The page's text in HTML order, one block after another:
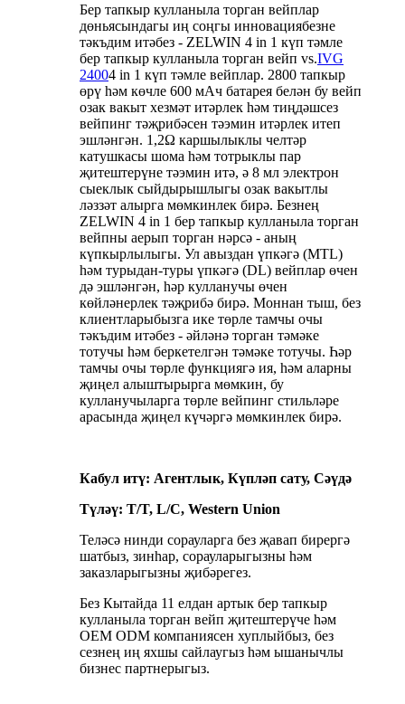
Бер тапкыр кулланыла торган вейплар
дөньясындагы иң соңгы инновациябезне
тәкъдим итәбез - ZELWIN 4 in 1 күп тәмле
бер тапкыр кулланыла торган вейп vs.IVG
24004 in 1 күп тәмле вейплар. 2800 тапкыр
өрү һәм көчле 600 мАч батарея белән бу вейп
озак вакыт хезмәт итәрлек һәм тиңдәшсез
вейпинг тәҗрибәсен тәэмин итәрлек итеп
эшләнгән. 1,2Ω каршылыклы челтәр
катушкасы шома һәм тотрыклы пар
җитештерүне тәэмин итә, ә 8 мл электрон
сыеклык сыйдырышлыгы озак вакытлы
ләззәт алырга мөмкинлек бирә. Безнең
ZELWIN 4 in 1 бер тапкыр кулланыла торган
вейпны аерып торган нәрсә - аның
күпкырлылыгы. Ул авыздан үпкәгә (MTL)
һәм турыдан-туры үпкәгә (DL) вейплар өчен
дә эшләнгән, һәр кулланучы өчен
көйләнерлек тәҗрибә бирә. Моннан тыш, без
клиентларыбызга ике төрле тамчы очы
тәкъдим итәбез - әйләнә торган тәмәке
тотучы һәм беркетелгән тәмәке тотучы. Һәр
тамчы очы төрле функциягә ия, һәм аларны
җиңел алыштырырга мөмкин, бу
кулланучыларга төрле вейпинг стильләре
арасында җиңел күчәргә мөмкинлек бирә.
Кабул итү: Агентлык, Күпләп сату, Сәүдә
Түләү: T/T, L/C, Western Union
Теләсә нинди сорауларга без җавап бирергә
шатбыз, зинһар, сорауларыгызны һәм
заказларыгызны җибәрегез.
Без Кытайда 11 елдан артык бер тапкыр
кулланыла торган вейп җитештерүче һәм
OEM ODM компаниясен хуплыйбыз, без
сезнең иң яхшы сайлаугыз һәм ышанычлы
бизнес партнерыгыз.